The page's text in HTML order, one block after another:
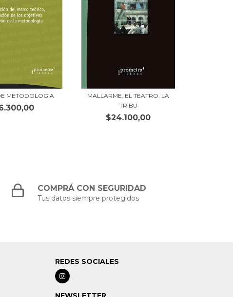
METODOLOGIA
MALLARME, EL TEATRO, LA
TRIBU
$24.100,00
COMPRÁ CON SEGURIDAD
Tus datos siempre protegidos
REDES SOCIALES